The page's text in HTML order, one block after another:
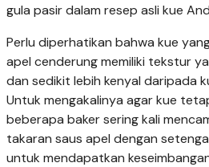
gula pasir dalam resep asli kue
Perlu diperhatikan bahwa kue
apel cenderung memiliki tekstur
dan sedikit lebih kenyal daripada
Untuk mengakalinya agar kue
beberapa baker sering kali
takaran saus apel dengan
untuk mendapatkan